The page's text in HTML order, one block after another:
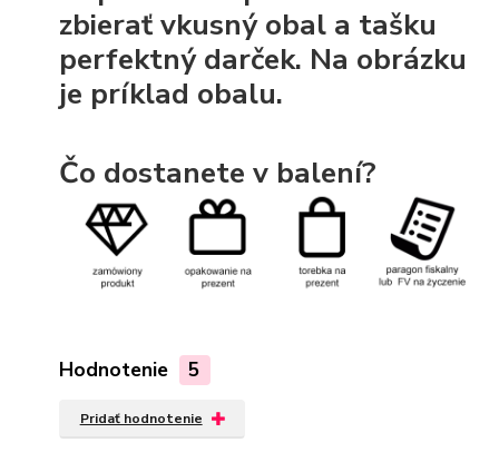
zbierať vkusný obal a tašku
perfektný darček. Na obrázku
je príklad obalu.
Čo dostanete v balení?
Hodnotenie 5
Pridať hodnotenie